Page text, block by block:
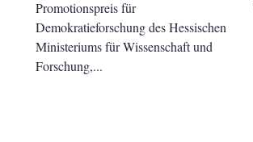
Promotionspreis für
Demokratieforschung des Hessischen
Ministeriums für Wissenschaft und
Forschung,